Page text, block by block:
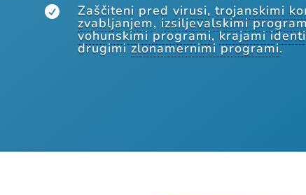
 Zaščiteni predvirusi,trojanskimi
zvabljanjem, izsiljevalskimi
vohunskimi programi,krajami
drugimizlonamernimi programi.